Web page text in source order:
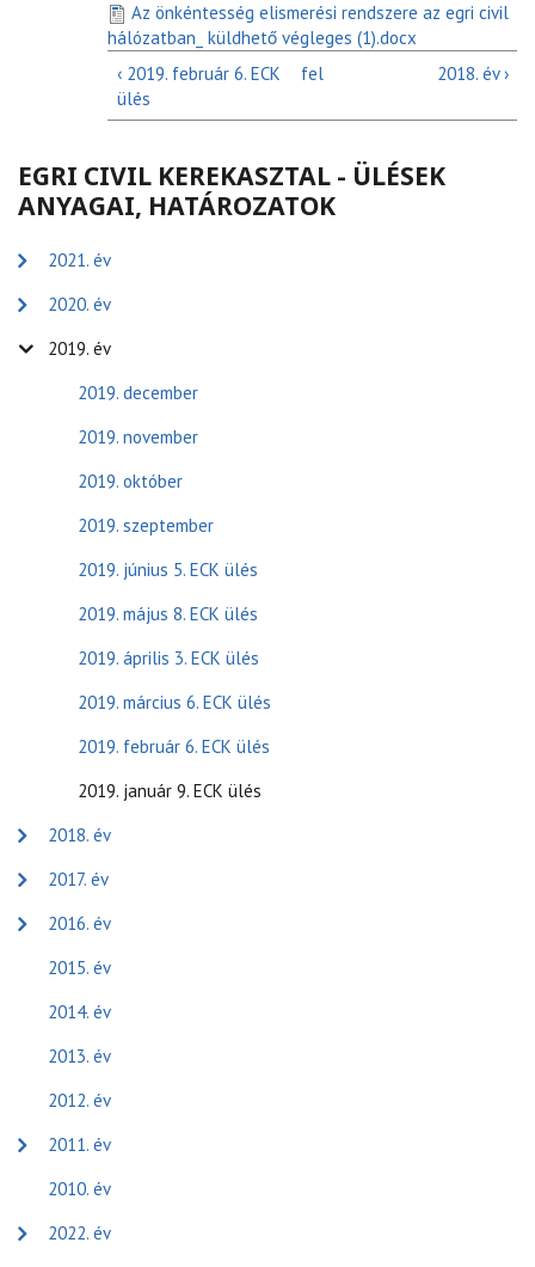
Az önkéntesség elismerési rendszere az egri civil
hálózatban_ küldhető végleges (1).docx
‹ 2019. február 6. ECK
ülés
fel 2018. év ›
EGRI CIVIL KEREKASZTAL - ÜLÉSEK
ANYAGAI, HATÁROZATOK
2021. év
2020. év
2019. év
2019. december
2019. november
2019. október
2019. szeptember
2019. június 5. ECK ülés
2019. május 8. ECK ülés
2019. április 3. ECK ülés
2019. március 6. ECK ülés
2019. február 6. ECK ülés
2019. január 9. ECK ülés
2018. év
2017. év
2016. év
2015. év
2014. év
2013. év
2012. év
2011. év
2010. év
2022. év